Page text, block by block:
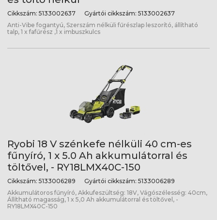
Cikkszám: 5133002637 Gyártói cikkszám: 5133002637
Anti-Vibe fogantyú, Szerszám nélküli fűrészlap leszorító, állítható
talp, 1 x fafűrész ,1 x imbuszkulcs
Ryobi 18 V szénkefe nélküli 40 cm-es
fűnyíró, 1 x 5.0 Ah akkumulátorral és
töltővel, - RY18LMX40C-150
Cikkszám: 5133006289 Gyártói cikkszám: 5133006289
Akkumulátoros fűnyíró, Akkufeszültség: 18V, Vágószélesség: 40cm,
Állítható magasság, 1 x 5,0 Ah akkumulátorral és töltővel, -
RY18LMX40C-150